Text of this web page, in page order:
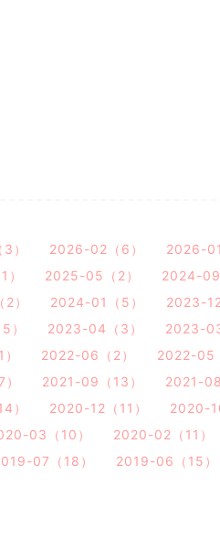
） 2026-02（6） 2026-
2025-05（2） 2024-09
） 2024-01（5） 2023-12
） 2023-04（3） 2023-
2022-06（2） 2022-05
2021-09（13） 2021-08
） 2020-12（11） 2020-
03（10） 2020-02（11）
07（18） 2019-06（15）